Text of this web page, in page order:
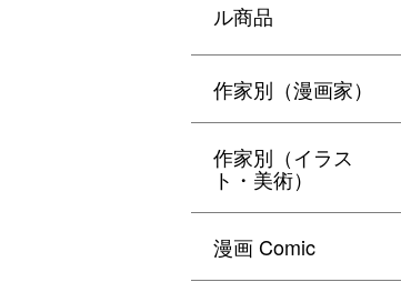
ル商品
作家別（漫画家）
作家別（イラス
ト・美術）
漫画 Comic